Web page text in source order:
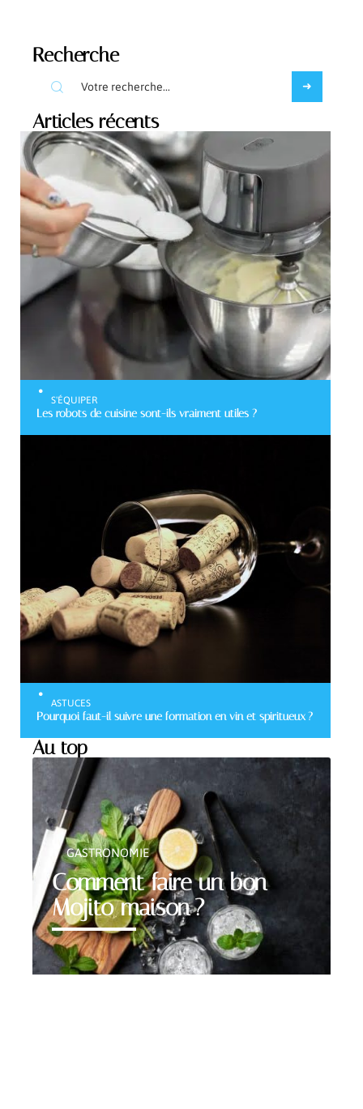
Recherche
Articles récents
S'ÉQUIPER
Les robots de cuisine sont-ils vraiment utiles ?
ASTUCES
Pourquoi faut-il suivre une formation en vin et spiritueux ?
Au top
Comment faire un bon
Mojito maison ?
GASTRONOMIE